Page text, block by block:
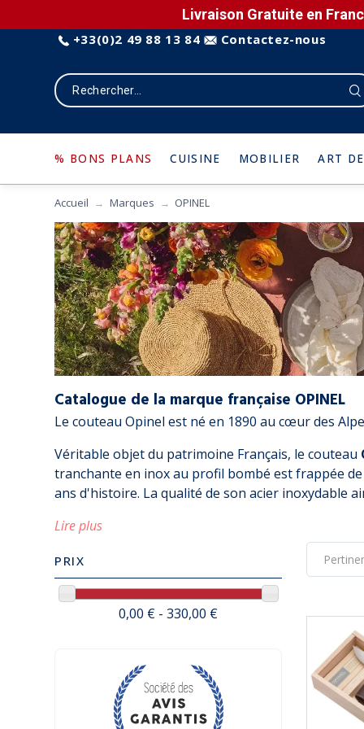
Livraison Gratuite en
+33(0)2 49 88 13 84 Contactez-nous
% BONS PLANS CUISINE MOBILIER ART
Accueil Marques OPINEL
Catalogue de la marque française OPINEL
Le couteau Opinel est né en 1890 au cœur des
Véritable objet du patrimoine Français, le couteau
tranchante en inox au profil bombé est frappée
ans d'histoire. La qualité de son acier inoxydable
Lire plus
PRIX
0,00 € - 330,00 €